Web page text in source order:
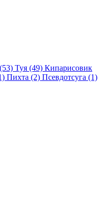
Туя (49) Кипарисовик
Пихта (2) Псевдотсуга (1)